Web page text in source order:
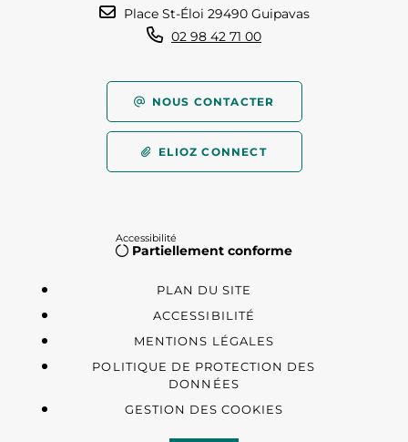
Place St-Éloi 29490 Guipavas
02 98 42 71 00
NOUS CONTACTER
ELIOZ CONNECT
Accessibilité
Partiellement conforme
PLAN DU SITE
ACCESSIBILITÉ
MENTIONS LÉGALES
POLITIQUE DE PROTECTION DES
DONNÉES
GESTION DES COOKIES